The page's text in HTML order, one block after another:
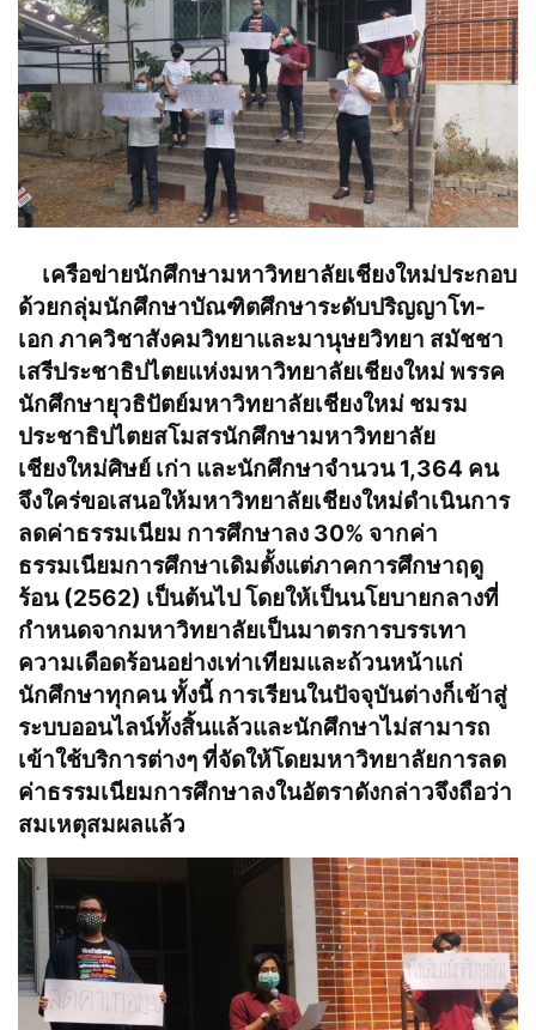
เครือข่ายนักศึกษามหาวิทยาลัยเชียงใหม่ประกอบ
ด้วยกลุ่มนักศึกษาบัณฑิตศึกษาระดับปริญญาโท-
เอก ภาควิชาสังคมวิทยาและมานุษยวิทยา สมัชชา
เสรีประชาธิปไตยแห่งมหาวิทยาลัยเชียงใหม่ พรรค
นักศึกษายุวธิปัตย์มหาวิทยาลัยเชียงใหม่ ชมรม
ประชาธิปไตยสโมสรนักศึกษามหาวิทยาลัย
เชียงใหม่ศิษย์ เก่า และนักศึกษาจำนวน 1,364 คน
จึงใคร่ขอเสนอให้มหาวิทยาลัยเชียงใหม่ดำเนินการ
ลดค่าธรรมเนียม การศึกษาลง 30% จากค่า
ธรรมเนียมการศึกษาเดิมตั้งแต่ภาคการศึกษาฤดู
ร้อน (2562) เป็นต้นไป โดยให้เป็นนโยบายกลางที่
กำหนดจากมหาวิทยาลัยเป็นมาตรการบรรเทา
ความเดือดร้อนอย่างเท่าเทียมและถ้วนหน้าแก่
นักศึกษาทุกคน ทั้งนี้ การเรียนในปัจจุบันต่างก็เข้าสู่
ระบบออนไลน์ทั้งสิ้นแล้วและนักศึกษาไม่สามารถ
เข้าใช้บริการต่างๆ ที่จัดให้โดยมหาวิทยาลัยการลด
ค่าธรรมเนียมการศึกษาลงในอัตราดังกล่าวจึงถือว่า
สมเหตุสมผลแล้ว